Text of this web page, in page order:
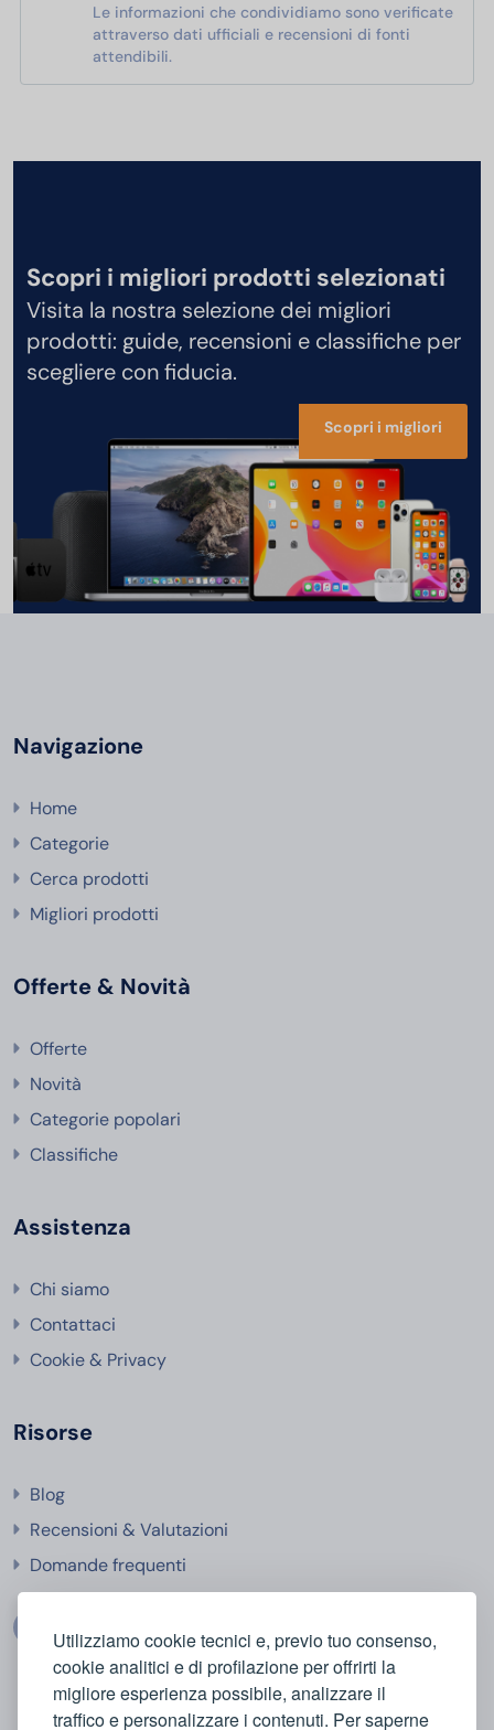
Utilizziamo cookie tecnici e, previo tuo consenso,
cookie analitici e di profilazione per offrirti la
migliore esperienza possibile, analizzare il
traffico e personalizzare i contenuti. Per saperne
Le informazioni che condividiamo sono verificate
attraverso dati ufficiali e recensioni di fonti
attendibili.
Scopri i migliori prodotti selezionati
Visita la nostra selezione dei migliori
prodotti: guide, recensioni e classifiche per
scegliere con fiducia.
Scopri i migliori
Navigazione
Home
Categorie
Cerca prodotti
Migliori prodotti
Offerte & Novità
Offerte
Novità
Categorie popolari
Classifiche
Assistenza
Chi siamo
Contattaci
Cookie & Privacy
Risorse
Blog
Recensioni & Valutazioni
Domande frequenti